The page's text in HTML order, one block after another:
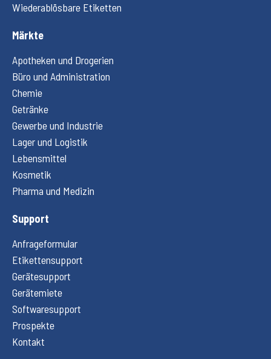
Wiederablösbare Etiketten
Märkte
Apotheken und Drogerien
Büro und Administration
Chemie
Getränke
Gewerbe und Industrie
Lager und Logistik
Lebensmittel
Kosmetik
Pharma und Medizin
Support
Anfrageformular
Etikettensupport
Gerätesupport
Gerätemiete
Softwaresupport
Prospekte
Kontakt